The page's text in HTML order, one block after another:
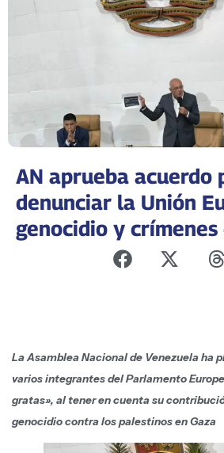
AN aprueba acuerdo
denunciar la Unión
genocidio y crímenes
La Asamblea Nacional de Venezuela ha
varios integrantes del Parlamento
gratas», al tener en cuenta su
genocidio contra los palestinos en Gaza